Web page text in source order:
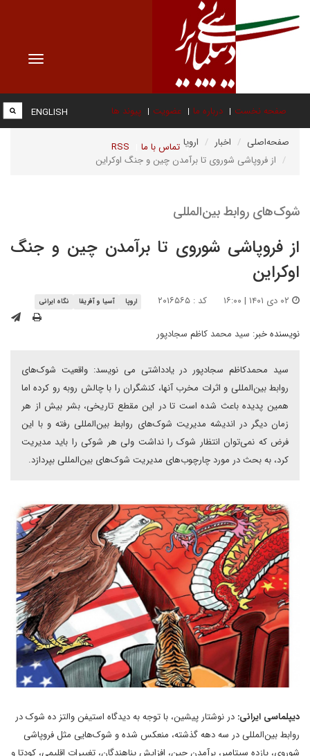
Toggle
صفحه نخست درباره ما عضویت پیوند ها
تماس با ما RSS
ENGLISH
صفحه‌اصلی اخبار
اروپا
از فروپاشی شوروی تا برآمدن چین و جنگ اوکراین
شوک‌های روابط بین‌المللی
از فروپاشی شوروی تا برآمدن چین و جنگ
اوکراین
کد : ۲۰۱۶۵۶۵ اروپا آسیا و آفریقا نگاه ایرانی
نویسنده خبر: سید محمد کاظم سجادپور
سید محمدکاظم سجادپور در یادداشتی می نویسد: واقعیت شوک‌های
روابط بین‌المللی و اثرات مخرب آنها، کنشگران را با چالش روبه رو کرده اما
همین پدیده باعث شده است تا در این مقطع تاریخی، بشر بیش از هر
زمان دیگر در اندیشه مدیریت شوک‌های روابط بین‌المللی رفته و با این
فرض که نمی‌توان انتظار شوک را نداشت ولی هر شوکی را باید مدیریت
کرد، به بحث در مورد چارچوب‌های مدیریت شوک‌های بین‌المللی بپردازد.
دیپلماسی ایرانی: در نوشتار پیشین، با توجه به دیدگاه استیفن والتز ده شوک در
روابط بین‌المللی در سه دهه گذشته، منعکس شده و شوک‌هایی مثل فروپاشی
شوروی، یازده سپتامبر، برآمدن چین، افزایش پناهندگان، تغییرات اقلیمی، کودتا و